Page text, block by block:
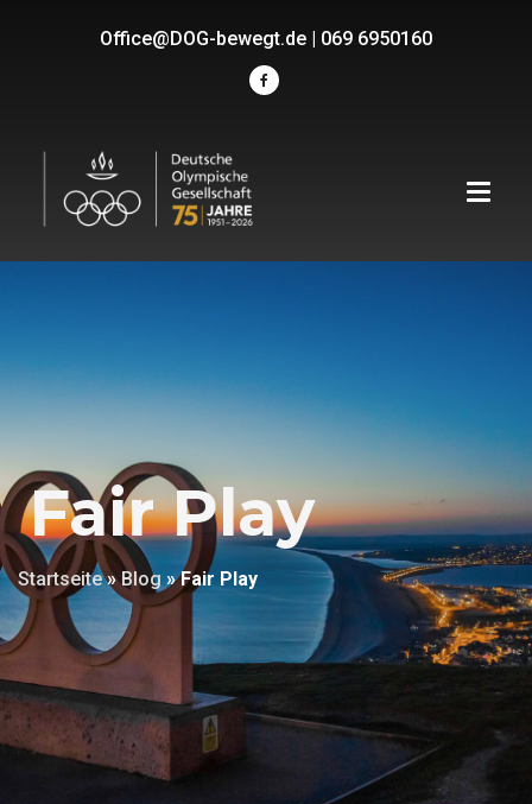
Office@DOG-bewegt.de | 069 6950160
Fair Play
Startseite»Blog»Fair Play